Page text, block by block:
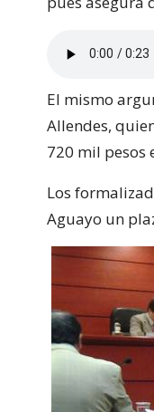
El mismo
Allendes,
720 mil pesos
Los
Aguayo un